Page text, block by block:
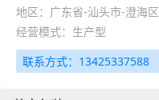
地区：广东省-汕头市-澄海区
经营模式：生产型
联系方式：13425337588